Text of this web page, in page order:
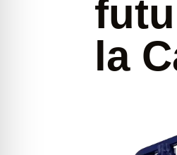
la